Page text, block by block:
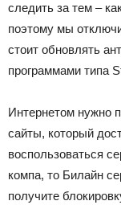
следить за тем –
поэтому мы
стоит обновлять
программами типа
Интернетом нужно
сайты, который
воспользоваться
компа, то Билайн
получите